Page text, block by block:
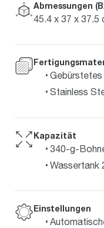
Abmessungen
45.4 x 37 x 37.5
Gebürstetes
Stainless
Kapazität
340-g-
Wassertank
Einstellungen